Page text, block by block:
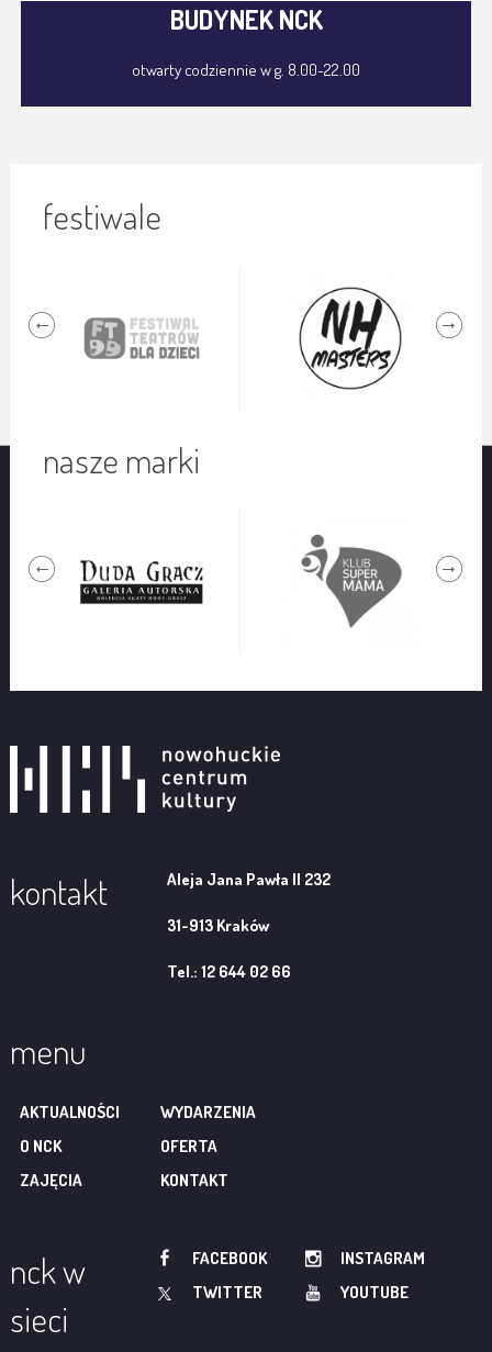
BUDYNEK NCK
otwarty codziennie w g. 8.00-22.00
festiwale
nasze marki
kontakt Aleja Jana Pawła II 232
31-913 Kraków
Tel.: 12 644 02 66
menu
AKTUALNOŚCI
WYDARZENIA
O NCK
OFERTA
ZAJĘCIA
KONTAKT
nck w
sieci
FACEBOOK
INSTAGRAM
TWITTER
YOUTUBE